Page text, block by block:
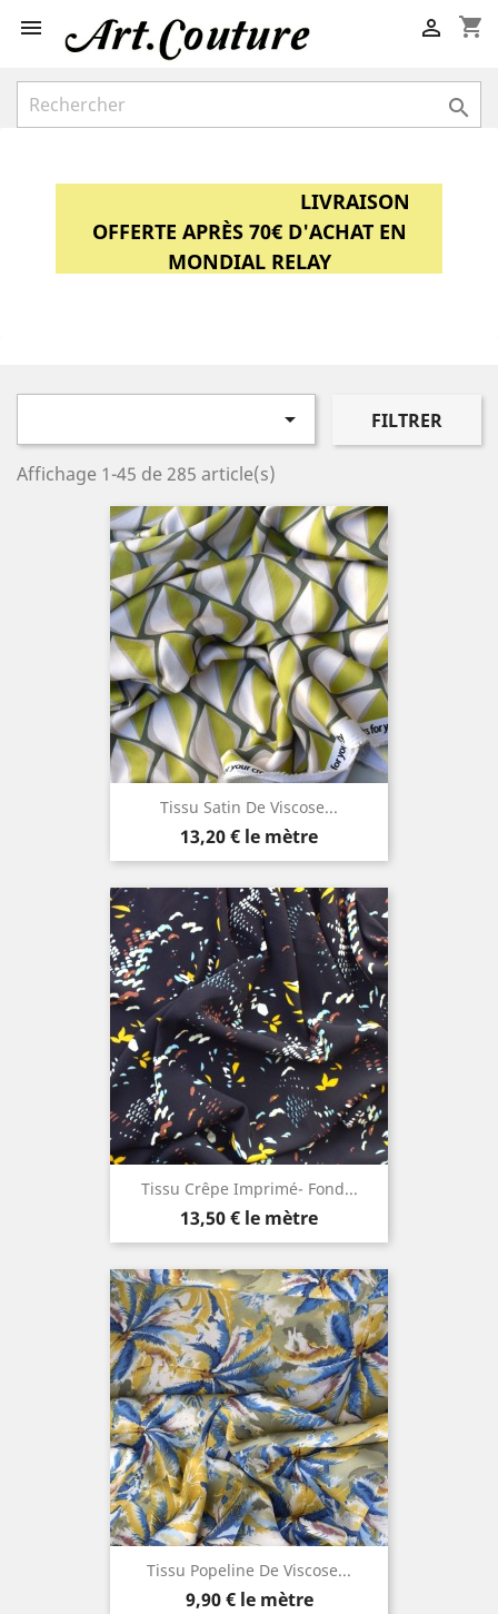
 shopping_cart


LIVRAISON
OFFERTE APRÈS 70€ D'ACHAT EN
MONDIAL RELAY
 FILTRER
Affichage 1-45 de 285 article(s)
Tissu Satin De Viscose...
Prix
13,20 € le mètre
Tissu Crêpe Imprimé- Fond...
Prix
13,50 € le mètre
Tissu Popeline De Viscose...
Prix
9,90 € le mètre